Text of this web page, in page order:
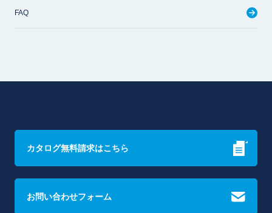
FAQ
カタログ無料請求はこちら
お問い合わせフォーム